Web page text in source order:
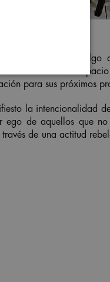
genera al vivir algo
2022 es el
para sus próximos
la intencionalidad
ego de aquellos que
de una actitud